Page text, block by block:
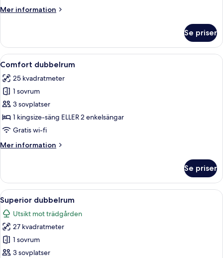
kingsize-
Mer information
Mer
rum
1
säng
Se priser
Öppna
alla
foton
för
Comfort
dubbelrum
Ett hotellrum med en säng, ett
6
Comfort dubbelrum
25 kvadratmeter
1 sovrum
3 sovplatser
1 kingsize-säng ELLER 2 enkelsängar
Gratis wi-fi
Mer information
Mer
dubbelrum
Se priser
Öppna
alla
foton
för
Superior
dubbelrum
Ett hotellrum med en stor säng, en
6
Superior dubbelrum
Utsikt mot trädgården
27 kvadratmeter
1 sovrum
3 sovplatser